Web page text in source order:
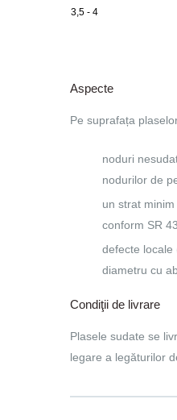
3,5 - 4
Aspecte
Pe suprafața
noduri
nodurilor de
un strat
conform SR
defecte locale
diametru cu
Condiţii de livrare
Plasele sudate se
legare a legăturilor